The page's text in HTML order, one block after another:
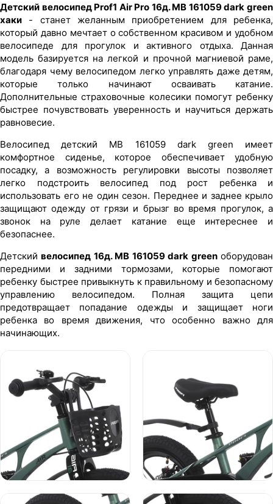
Детский велосипед Prof1 Air Pro 16д. MB 161059 dark green
хаки - станет желанным приобретением для ребенка,
который давно мечтает о собственном красивом и удобном
велосипеде для прогулок и активного отдыха. Данная
модель базируется на легкой и прочной магниевой раме,
благодаря чему велосипедом легко управлять даже детям,
которые только начинают осваивать катание.
Дополнительные страховочные колесики помогут ребенку
быстрее почувствовать уверенность и научиться держать
равновесие.
Велосипед детский MB 161059 dark green имеет
комфортное сиденье, которое обеспечивает удобную
посадку, а возможность регулировки высоты позволяет
легко подстроить велосипед под рост ребенка и
использовать его не один сезон. Переднее и заднее крыло
защищают одежду от грязи и брызг во время прогулок, а
звонок на руле делает катание еще интереснее и
безопаснее.
Детскийвелосипед 16д. MB 161059 dark greenоборудован
передними и задними тормозами, которые помогают
ребенку быстрее привыкнуть к правильному и безопасному
управлению велосипедом. Полная защита цепи
предотвращает попадание одежды и защищает ноги
ребенка во время движения, что особенно важно для
начинающих.